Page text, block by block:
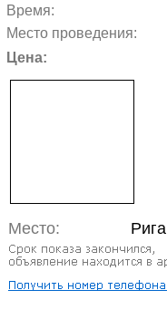
Время:
Место проведения:
Цена:
Место: Рига